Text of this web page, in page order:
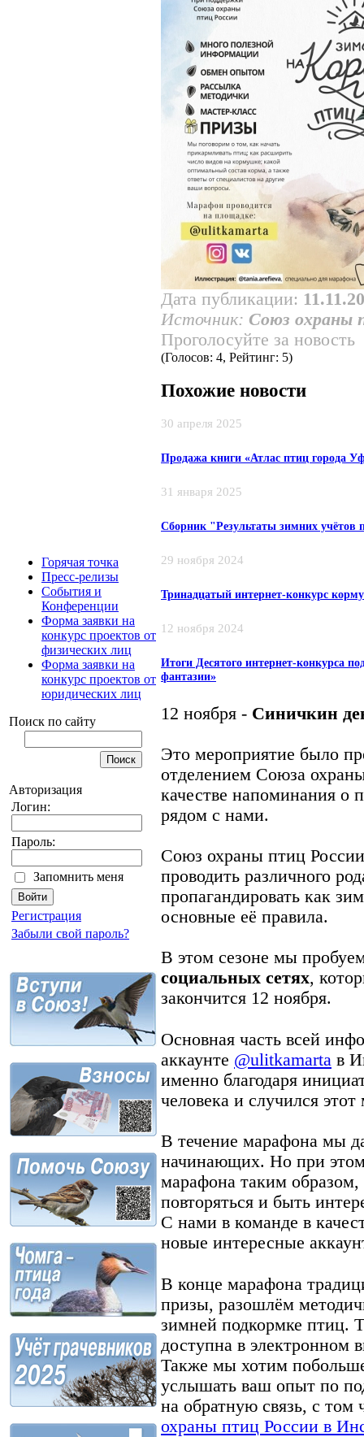
Горячая точка
Пресс-релизы
События и
Конференции
Форма заявки на
конкурс проектов от
физических лиц
Форма заявки на
конкурс проектов от
юридических лиц
Поиск по сайту
Авторизация
Логин:
Пароль:
Запомнить меня
Регистрация
Забыли свой пароль?
Дата публикации:
Источник: Союз охраны
Проголосуйте за новость
(Голосов: 4, Рейтинг: 5)
Похожие новости
30 апреля 2025
Продажа книги «Атлас птиц города
31 января 2025
Сборник "Результаты зимних учётов
29 ноября 2024
Тринадцатый интернет-конкурс
12 ноября 2024
Итоги Десятого интернет-конкурса
фантазии»
12 ноября - Синичкин
Это мероприятие было
отделением Союза
качестве напоминания о
рядом с нами.
Союз охраны птиц
проводить различного
пропагандировать как
основные её правила.
В этом сезоне мы
социальных сетях,
закончится 12 ноября.
Основная часть всей
аккаунте @ulitkamarta в
именно благодаря
человека и случился
В течение марафона мы
начинающих. Но при
марафона таким
повторяться и быть
С нами в команде в
новые интересные
В конце марафона
призы, разошлём
зимней подкормке птиц.
доступна в электронном
Также мы хотим
услышать ваш опыт по
на обратную связь, с том
охраны птиц России в